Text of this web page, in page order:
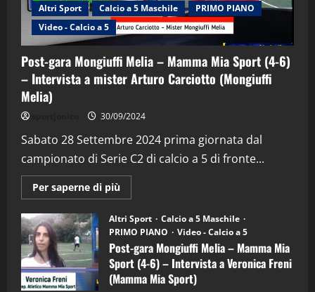
Altri Sport Calcio a 5 Maschile
PRIMO PIANO
Video - Calcio a 5
Post-gara Mongiuffi Melia – Mamma Mia Sport (4-6)
– Intervista a mister Arturo Carciotto (Mongiuffi
Melia)
30/09/2024
Sabato 28 Settembre 2024 prima giornata dal
campionato di Serie C2 di calcio a 5 di fronte...
Per saperne di più
informazioni
Post-
gara
Mongiuffi
Melia
–
Mamma
Mia
Sport
Altri Sport
Calcio a 5 Maschile
PRIMO PIANO
Video - Calcio a 5
Post-gara Mongiuffi Melia – Mamma Mia
Sport (4-6) – Intervista a Veronica Freni
(Mamma Mia Sport)
"SportEmpire" in Podcast Sport News
“SportEmpire” in Podcast: 29^ Puntata
(Martedi 28 Aprile 2026)
28/04/2026
3
“SportEmpire” in Podcast: 28^ Puntata
(Martedi 21 Aprile 2026)
21/04/2026
4
"SportEmpire" in Podcast
“SportEmpire” in Podcast: 27^ Puntata
(Martedi 14 Aprile 2026)
15/04/2026